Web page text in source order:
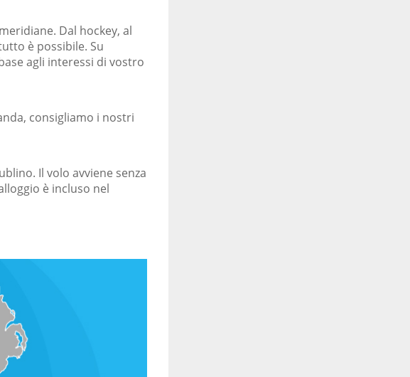
Dal hockey, al
è possibile. Su
agli interessi di vostro
consigliamo i nostri
Il volo avviene senza
è incluso nel